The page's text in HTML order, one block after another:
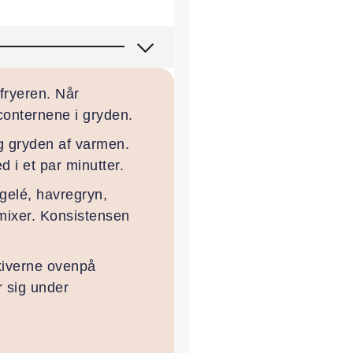
Når
i gryden.
gryden af varmen.
i et par minutter.
havregryn,
Konsistensen
ovenpå
sig under